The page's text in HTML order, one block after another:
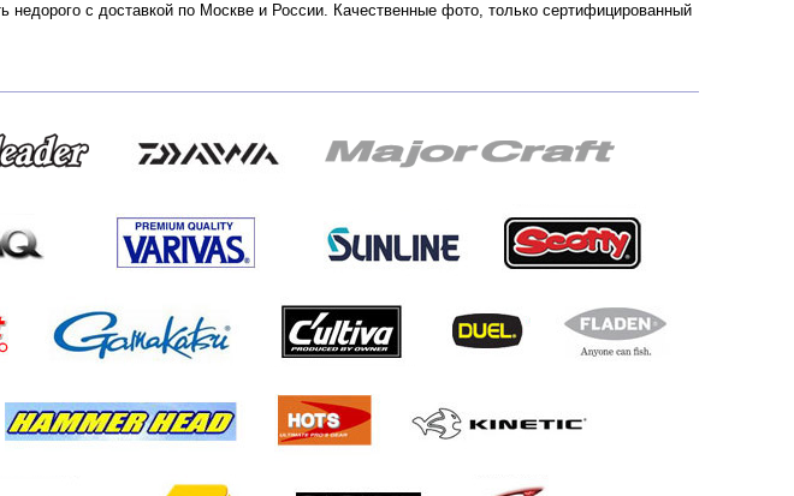
недорого с доставкой по Москве и России. Качественные фото, только сертифицированный